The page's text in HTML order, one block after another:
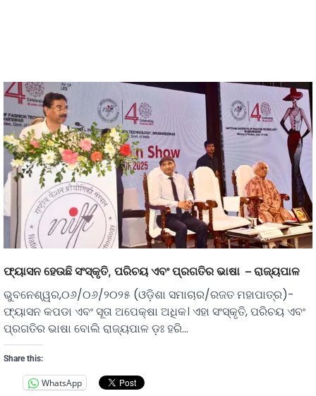
ଫ୍ୟାସନ ହେଉଛି ସଂସ୍କୃତି, ପରିଚୟ ଏବଂ ପ୍ରଗତିର ଭାଷା – ରାଜ୍ୟପାଳ
ଭୁବନେଶ୍ୱର,୦୬/୦୬/୨୦୨୫ (ଓଡ଼ିଶା ସମାଚାର/ରଜତ ମହାପାତ୍ର)-
ଫ୍ୟାସନ କପଡା ଏବଂ ସୂତା ଅପେକ୍ଷା ଅଧିକ। ଏହା ସଂସ୍କୃତି, ପରିଚୟ ଏବଂ
ପ୍ରଗତିର ଭାଷା ବୋଲି ରାଜ୍ୟପାଳ ଡ଼ଃ ହରି…
Share this:
WhatsApp